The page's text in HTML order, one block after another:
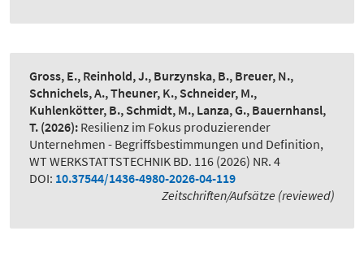
Gross, E., Reinhold, J., Burzynska, B., Breuer, N.,
Schnichels, A., Theuner, K., Schneider, M.,
Kuhlenkötter, B., Schmidt, M., Lanza, G., Bauernhansl,
T. (2026): Resilienz im Fokus produzierender
Unternehmen - Begriffsbestimmungen und Definition,
WT WERKSTATTSTECHNIK BD. 116 (2026) NR. 4
DOI: 10.37544/1436-4980-2026-04-119
Zeitschriften/Aufsätze (reviewed)